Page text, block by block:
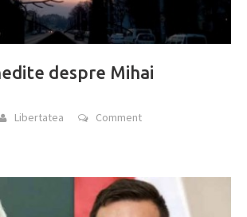
despre Mihai
Libertatea Comment